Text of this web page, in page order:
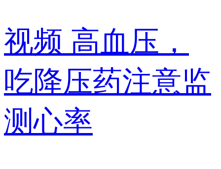
视频 高血压，
吃降压药注意监
测心率